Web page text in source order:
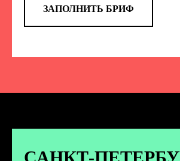
ЗАПОЛНИТЬ БРИФ
новости конференции